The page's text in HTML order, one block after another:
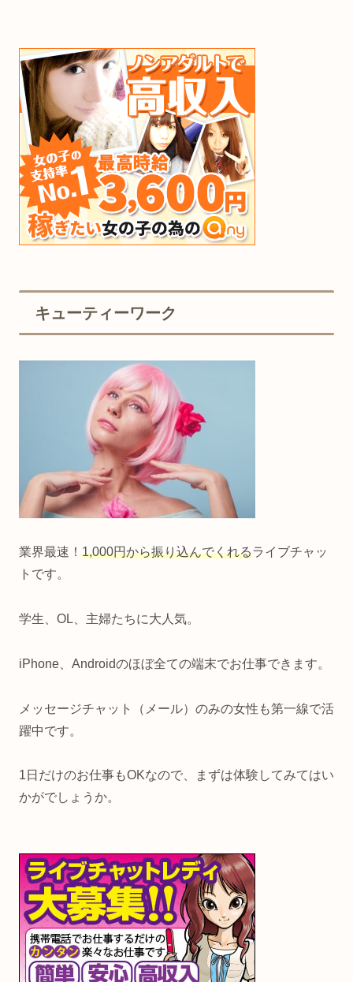
キューティーワーク
業界最速！ 1,000円から振り込んでくれるライブチャッ
トです。
学生、OL、主婦たちに大人気。
iPhone、Androidのほぼ全ての端末でお仕事できます。
メッセージチャット（メール）のみの女性も第一線で活
躍中です。
1日だけのお仕事もOKなので、まずは体験してみてはい
かがでしょうか。